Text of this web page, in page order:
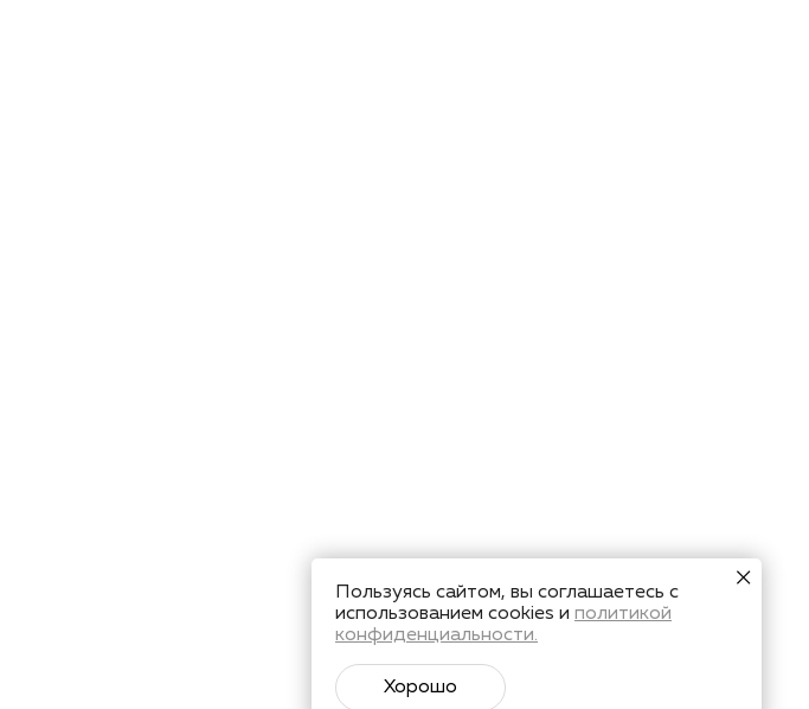
Пользуясь сайтом, вы соглашаетесь с
использованием cookies и политикой
конфиденциальности.
Хорошо